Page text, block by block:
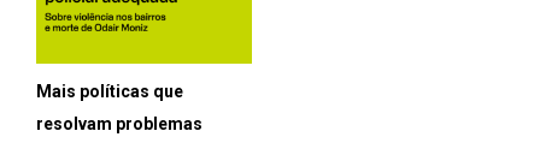
Mais políticas que
resolvam problemas